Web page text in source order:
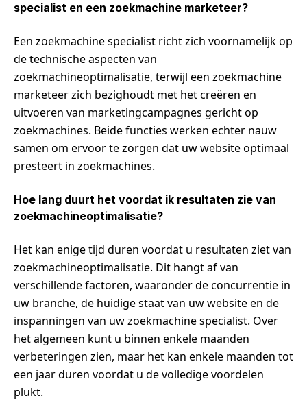
specialist en een zoekmachine marketeer?
Een zoekmachine specialist richt zich voornamelijk op
de technische aspecten van
zoekmachineoptimalisatie, terwijl een zoekmachine
marketeer zich bezighoudt met het creëren en
uitvoeren van marketingcampagnes gericht op
zoekmachines. Beide functies werken echter nauw
samen om ervoor te zorgen dat uw website optimaal
presteert in zoekmachines.
Hoe lang duurt het voordat ik resultaten zie van
zoekmachineoptimalisatie?
Het kan enige tijd duren voordat u resultaten ziet van
zoekmachineoptimalisatie. Dit hangt af van
verschillende factoren, waaronder de concurrentie in
uw branche, de huidige staat van uw website en de
inspanningen van uw zoekmachine specialist. Over
het algemeen kunt u binnen enkele maanden
verbeteringen zien, maar het kan enkele maanden tot
een jaar duren voordat u de volledige voordelen
plukt.